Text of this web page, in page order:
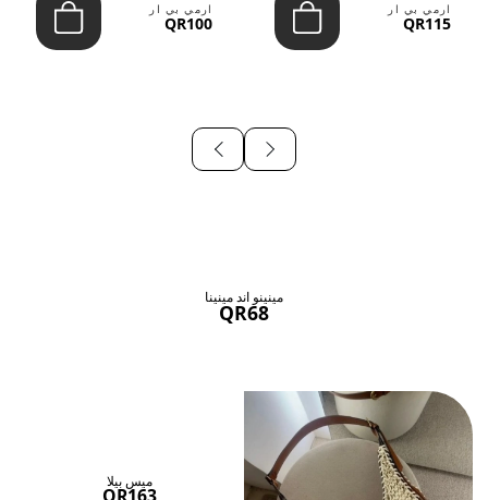
ارمي بي ار
QR115
ارمي بي ار
QR100
مينينو اند مينينا
QR68
ميس بيلا